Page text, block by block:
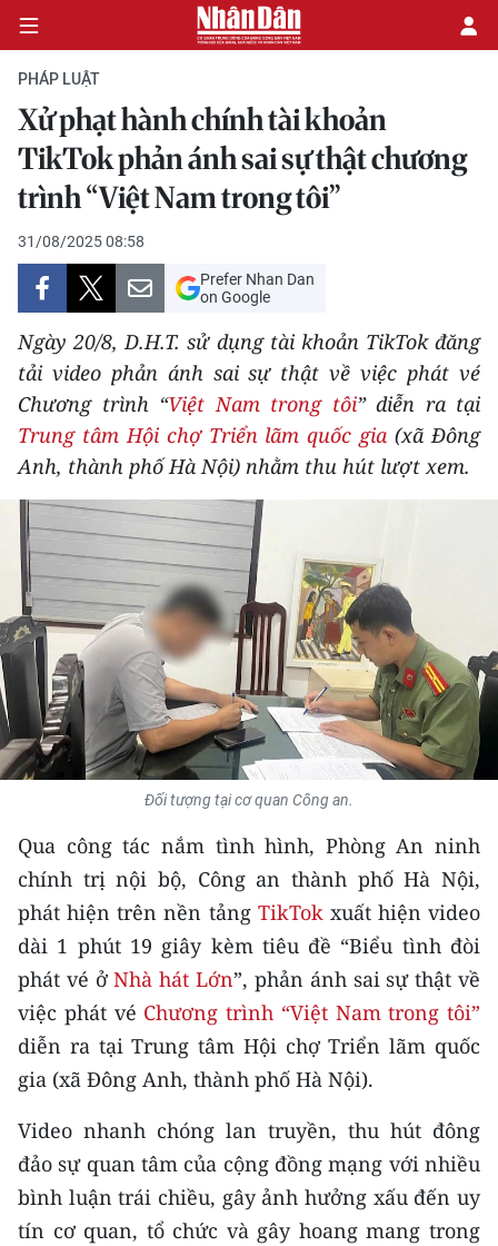
CHÍNH TRỊ
KINH TẾ
VĂN HÓA
XÃ HỘI
PHÁP LUẬT
DU LỊCH
THẾ GIỚI
THỂ THAO
GIÁO DỤC
Y TẾ
KHOA HỌC - CÔNG NGHỆ
MÔI TRƯỜNG
KIỂM CHỨNG THÔNG TIN
TRI THỨC CHUYÊN SÂU
54 DÂN TỘC VIỆT NAM
CHƯƠNG TRÌNH OCOP - MỖI XÃ
MỘT SẢN PHẨM
MEDIA CENTER
E-Magazine
PHÁP LUẬT
Xử phạt hành chính tài khoản
TikTok phản ánh sai sự thật chương
trình “Việt Nam trong tôi”
31/08/2025 08:58
Prefer Nhan Dan
on Google
Ngày 20/8, D.H.T. sử dụng tài khoản TikTok đăng
tải video phản ánh sai sự thật về việc phát vé
Chương trình “Việt Nam trong tôi” diễn ra tại
Trung tâm Hội chợ Triển lãm quốc gia (xã Đông
Anh, thành phố Hà Nội) nhằm thu hút lượt xem.
Đối tượng tại cơ quan Công an.
Qua công tác nắm tình hình, Phòng An ninh
chính trị nội bộ, Công an thành phố Hà Nội,
phát hiện trên nền tảng TikTokxuất hiện video
dài 1 phút 19 giây kèm tiêu đề “Biểu tình đòi
phát vé ởNhà hát Lớn”, phản ánh sai sự thật về
việc phát vé Chương trình “Việt Nam trong tôi”
diễn ra tại Trung tâm Hội chợ Triển lãm quốc
gia (xã Đông Anh, thành phố Hà Nội).
Video nhanh chóng lan truyền, thu hút đông
đảo sự quan tâm của cộng đồng mạng với nhiều
bình luận trái chiều, gây ảnh hưởng xấu đến uy
tín cơ quan, tổ chức và gây hoang mang trong